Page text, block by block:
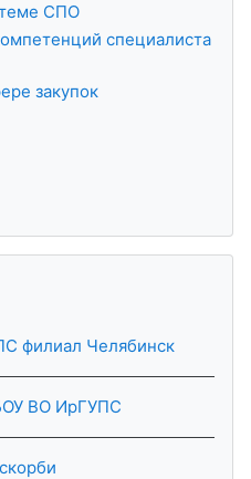
СПО
специалиста
закупок
филиал Челябинск
ВО ИрГУПС